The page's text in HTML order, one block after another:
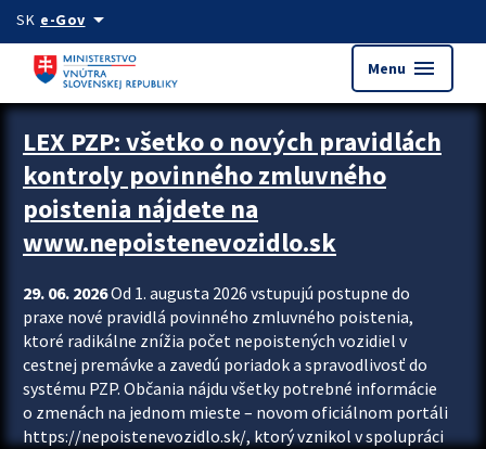
Preskocit na hlavný obsah
SK e-Govarrow_drop_down
Menu menu
Zastavit automatický posun upútavok
LEX PZP: všetko o nových pravidlách
kontroly povinného zmluvného
poistenia nájdete na
www.nepoistenevozidlo.sk
29. 06. 2026Od 1. augusta 2026 vstupujú postupne do
praxe nové pravidlá povinného zmluvného poistenia,
ktoré radikálne znížia počet nepoistených vozidiel v
cestnej premávke a zavedú poriadok a spravodlivosť do
systému PZP. Občania nájdu všetky potrebné informácie
o zmenách na jednom mieste – novom oficiálnom portáli
https://nepoistenevozidlo.sk/, ktorý vznikol v spolupráci